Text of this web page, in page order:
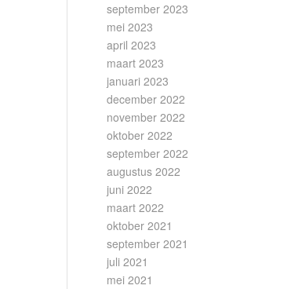
september 2023
mei 2023
april 2023
maart 2023
januari 2023
december 2022
november 2022
oktober 2022
september 2022
augustus 2022
juni 2022
maart 2022
oktober 2021
september 2021
juli 2021
mei 2021